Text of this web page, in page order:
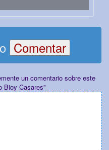
un comentario sobre este
Bioy Casares"